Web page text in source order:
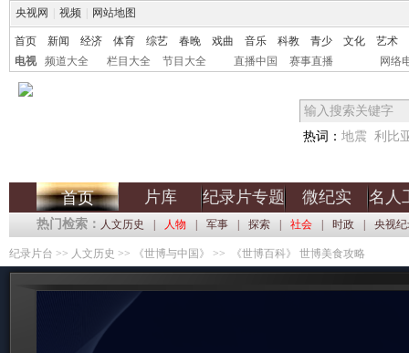
央视网 视频 网站地图
首页 新闻 经济 体育 综艺 春晚 戏曲 音乐 科教 青少 文化
艺术
电视
频道大全 栏目大全 节目大全 直播中国 赛事直播 网络
热词： 地震 利比
首页 片库 纪录片专题 微纪实 名人
热门检索： 人文历史 人物 军事 探索 社会 时政 央视
纪录片台 >> 人文历史 >> 《世博与中国》 >> 《世博百科》 世博美食攻略